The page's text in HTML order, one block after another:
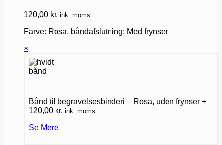
120,00 kr. ink. moms
Farve: Rosa, båndafslutning: Med frynser
×
Bånd til begravelsesbinderi – Rosa, uden frynser +
120,00 kr. ink. moms
Se Mere